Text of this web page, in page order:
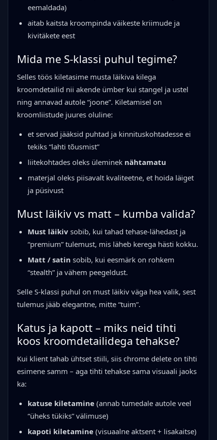
eemaldada)
aitab kaitsta kroompinda väikeste kriimude ja
kivitäkete eest
Mida me S-klassi puhul tegime?
Selles töös kiletasime musta läikiva kilega
kroomdetailid nii akende ümber kui stangel ja ustel
ning annavad autole “joone”. Kiletamisel on
kroomliistude juures oluline:
et servad jääksid puhtad ja kinnituskohtadesse ei
tekiks “lahti tõusmist”
liitekohtades oleks üleminek nähtamatu
materjal oleks piisavalt kvaliteetne, et hoida läiget
ja püsivust
Must läikiv vs matt – kumba valida?
Must läikiv sobib, kui tahad tehase-lähedast ja
“premium” tulemust, mis läheb kerega hästi kokku.
Matt / satin sobib, kui eesmärk on rohkem
“stealth” ja vähem peegeldust.
Selle S-klassi puhul on must läikiv väga hea valik, sest
tulemus jääb elegantne, mitte “tuim”.
Katus ja kapott – miks neid tihti
koos kroomdetailidega tehakse?
Kui klient tahab ühtset stiili, siis chrome delete on tihti
esimene samm – aga tihti tehakse sama visuaali jaoks
ka:
katuse kiletamine (annab tumedale autole veel
“üheks tükiks” välimuse)
kapoti kiletamine (visuaalne aktsent + lisakaitse)